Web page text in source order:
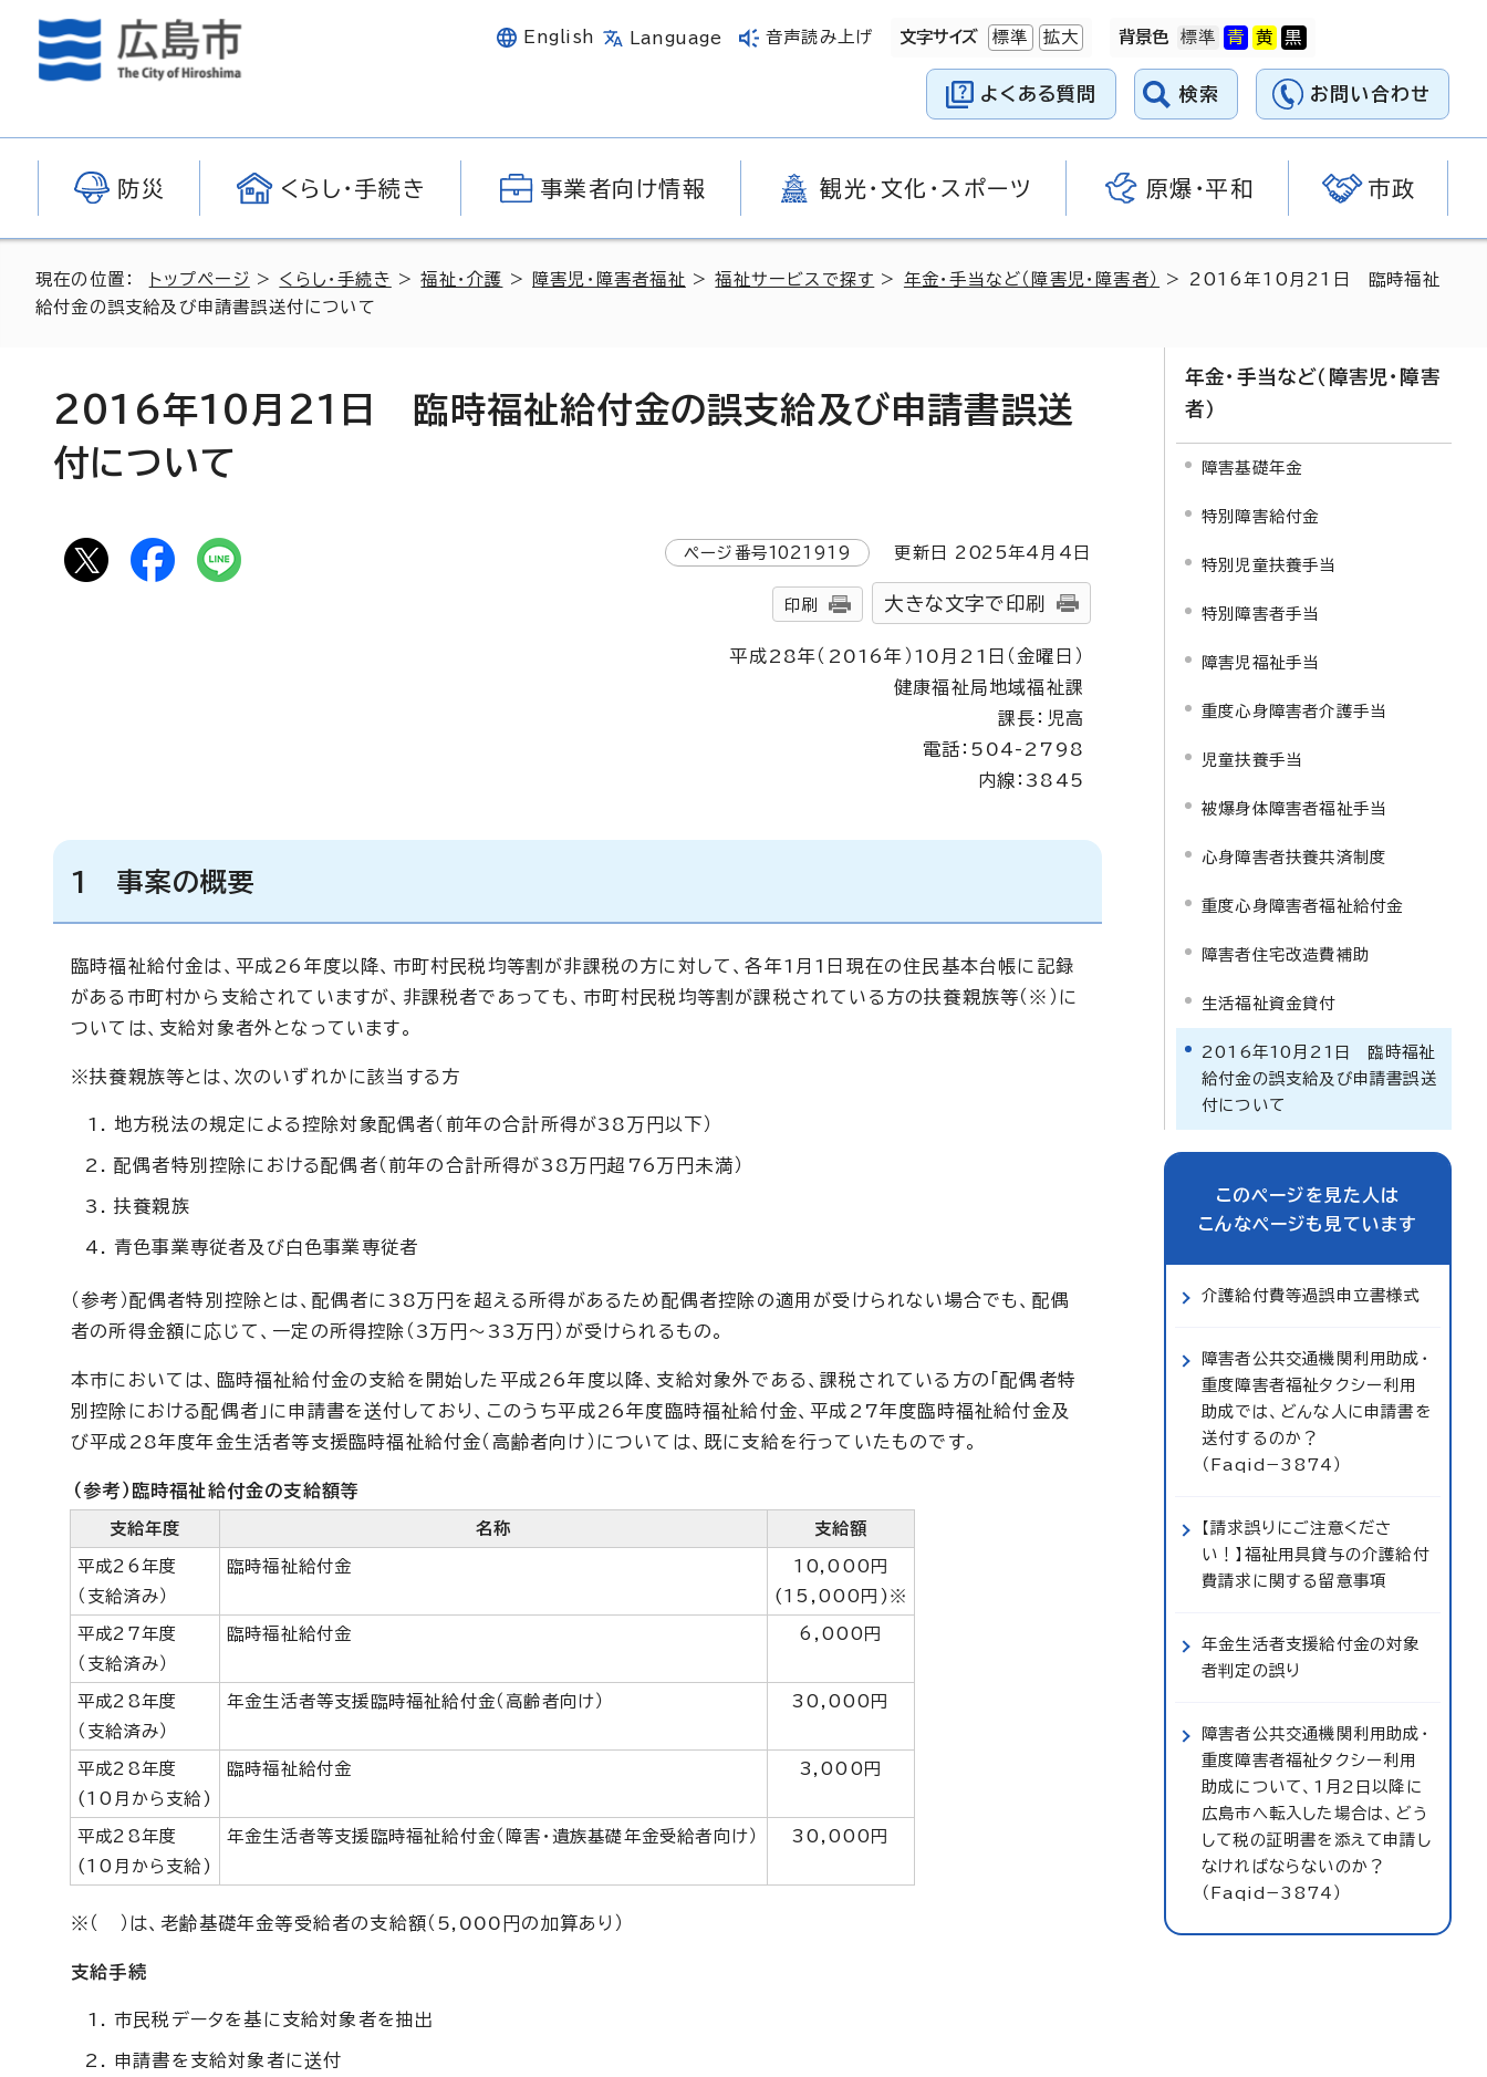
English Language 音声読み上げ 文字サイズ 標準 拡大 背景色
よくある質問 検索 お問い合わせ
防災 くらし・手続き 事業者向け情報 観光・文化・スポーツ 原爆・平和 市政
現在の位置： トップページ > くらし・手続き >福祉・介護 > 障害児・障害者福祉 >福祉サービスで探す > 年金・手当など（障害児・障害者）
> 2016年10月21日 臨時福祉
給付金の誤支給及び申請書誤送付について
2016年10月21日 臨時福祉給付金の誤支給及び申請書誤送
付について
ページ番号1021919 更新日 2025年4月4日
印刷 大きな文字で印刷
平成28年（2016年）10月21日（金曜日）
健康福祉局地域福祉課
課長：児高
電話：504-2798
内線：3845
1 事案の概要
臨時福祉給付金は、平成26年度以降、市町村民税均等割が非課税の方に対して、各年1月1日現在の住民基本台帳に記録
がある市町村から支給されていますが、非課税者であっても、市町村民税均等割が課税されている方の扶養親族等（※）に
ついては、支給対象者外となっています。
※扶養親族等とは、次のいずれかに該当する方
地方税法の規定による控除対象配偶者（前年の合計所得が38万円以下）
配偶者特別控除における配偶者（前年の合計所得が38万円超76万円未満）
扶養親族
青色事業専従者及び白色事業専従者
（参考）配偶者特別控除とは、配偶者に38万円を超える所得があるため配偶者控除の適用が受けられない場合でも、配偶
者の所得金額に応じて、一定の所得控除（3万円～33万円）が受けられるもの。
本市においては、臨時福祉給付金の支給を開始した平成26年度以降、支給対象外である、課税されている方の「配偶者特
別控除における配偶者」に申請書を送付しており、このうち平成26年度臨時福祉給付金、平成27年度臨時福祉給付金及
び平成28年度年金生活者等支援臨時福祉給付金（高齢者向け）については、既に支給を行っていたものです。
（参考）臨時福祉給付金の支給額等
支給年度 名称 支給額
平成26年度
（支給済み）
臨時福祉給付金
10,000円
(15,000円)※
平成27年度
（支給済み）
臨時福祉給付金 6,000円
平成28年度
（支給済み）
年金生活者等支援臨時福祉給付金（高齢者向け） 30,000円
平成28年度
(10月から支給)
臨時福祉給付金 3,000円
平成28年度
(10月から支給)
年金生活者等支援臨時福祉給付金（障害・遺族基礎年金受給者向け） 30,000円
※（ ）は、老齢基礎年金等受給者の支給額（5,000円の加算あり）
支給手続
市民税データを基に支給対象者を抽出
申請書を支給対象者に送付
年金・手当など（障害児・障害
者）
障害基礎年金
特別障害給付金
特別児童扶養手当
特別障害者手当
障害児福祉手当
重度心身障害者介護手当
児童扶養手当
被爆身体障害者福祉手当
心身障害者扶養共済制度
重度心身障害者福祉給付金
障害者住宅改造費補助
生活福祉資金貸付
2016年10月21日 臨時福祉
給付金の誤支給及び申請書誤送
付について
このページを見た人は
こんなページも見ています
介護給付費等過誤申立書様式
障害者公共交通機関利用助成・
重度障害者福祉タクシー利用
助成では、どんな人に申請書を
送付するのか？
（Faqid−3874）
【請求誤りにご注意くださ
い！】福祉用具貸与の介護給付
費請求に関する留意事項
年金生活者支援給付金の対象
者判定の誤り
障害者公共交通機関利用助成・
重度障害者福祉タクシー利用
助成について、1月2日以降に
広島市へ転入した場合は、どう
して税の証明書を添えて申請し
なければならないのか？
（Faqid−3874）